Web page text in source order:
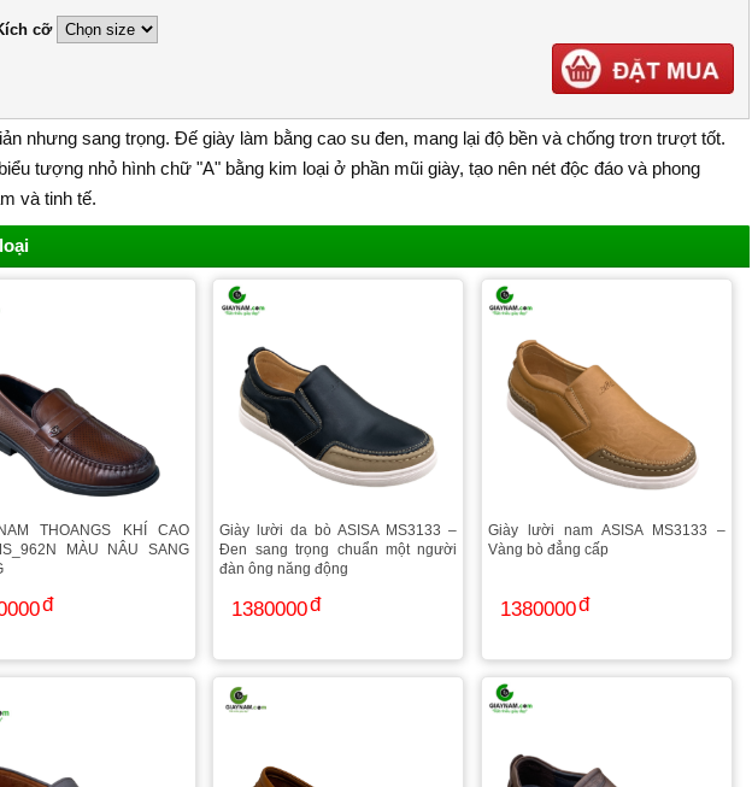
cỡ
nhưng sang trọng. Đế giày làm bằng cao su đen, mang lại độ bền và chống trơn trượt tốt.
tượng nhỏ hình chữ "A" bằng kim loại ở phần mũi giày, tạo nên nét độc đáo và phong
và tinh tế.
THOANGS KHÍ CAO
MÀU NÂU SANG
Giày lười da bò ASISA MS3133 –
Đen sang trọng chuẩn một người
đàn ông năng động
1380000
Giày lười nam ASISA MS3133 –
Vàng bò đẳng cấp
1380000